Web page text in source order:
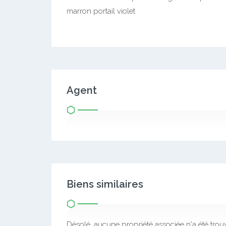
marron portail violet
Agent
Biens similaires